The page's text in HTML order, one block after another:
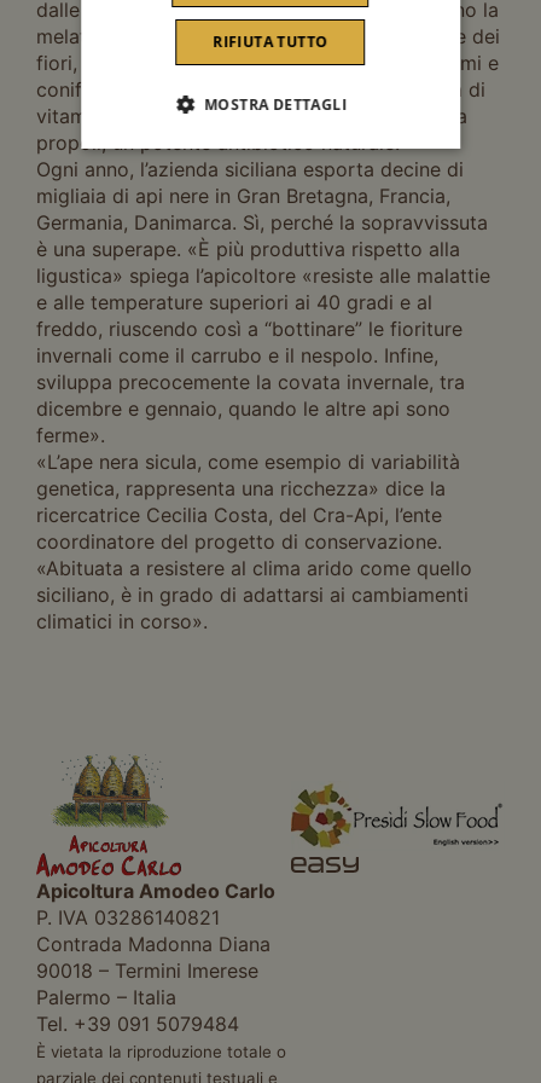
dalle api di altre razze, le nere sicule producono la
melata, l’unico miele che non deriva dal nettare dei
fiori, ma dalla linfa di alcune piante come agrumi e
conifere. E ancora, la pappa reale fresca, ricca di
vitamine del gruppo B e sali minerali, nonché la
propoli, un potente antibiotico naturale.
Ogni anno, l’azienda siciliana esporta decine di
migliaia di api nere in Gran Bretagna, Francia,
Germania, Danimarca. Sì, perché la sopravvissuta
è una superape. «È più produttiva rispetto alla
ligustica» spiega l’apicoltore «resiste alle malattie
e alle temperature superiori ai 40 gradi e al
freddo, riuscendo così a “bottinare” le fioriture
invernali come il carrubo e il nespolo. Infine,
sviluppa precocemente la covata invernale, tra
dicembre e gennaio, quando le altre api sono
ferme».
«L’ape nera sicula, come esempio di variabilità
genetica, rappresenta una ricchezza» dice la
ricercatrice Cecilia Costa, del Cra-Api, l’ente
coordinatore del progetto di conservazione.
«Abituata a resistere al clima arido come quello
siciliano, è in grado di adattarsi ai cambiamenti
climatici in corso».
Apicoltura Amodeo Carlo
P. IVA 03286140821
Contrada Madonna Diana
90018 – Termini Imerese
Palermo – Italia
Tel. +39 091 5079484
È vietata la riproduzione totale o
parziale dei contenuti testuali e
RIFIUTA TUTTO
MOSTRA DETTAGLI